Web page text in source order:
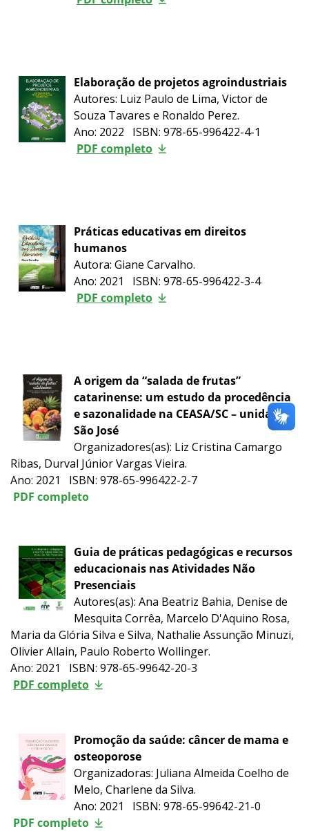
Elaboração de projetos agroindustriais
Autores: Luiz Paulo de Lima, Victor de
Souza Tavares e Ronaldo Perez.
Ano: 2022 ISBN: 978-65-996422-4-1
PDF completo
Práticas educativas em direitos
humanos
Autora: Giane Carvalho.
Ano: 2021 ISBN: 978-65-996422-3-4
PDF completo
A origem da “salada de frutas”
catarinense: um estudo da procedência
e sazonalidade na CEASA/SC – unidade
São José
Organizadores(as): Liz Cristina Camargo
Ribas, Durval Júnior Vargas Vieira.
Ano: 2021 ISBN: 978-65-996422-2-7
PDF completo
Guia de práticas pedagógicas e recursos
educacionais nas Atividades Não
Presenciais
Autores(as): Ana Beatriz Bahia, Denise de
Mesquita Corrêa, Marcelo D'Aquino Rosa,
Maria da Glória Silva e Silva, Nathalie Assunção Minuzi,
Olivier Allain, Paulo Roberto Wollinger.
Ano: 2021 ISBN: 978-65-99642-20-3
PDF completo
Promoção da saúde: câncer de mama e
osteoporose
Organizadoras: Juliana Almeida Coelho de
Melo, Charlene da Silva.
Ano: 2021 ISBN: 978-65-99642-21-0
PDF completo